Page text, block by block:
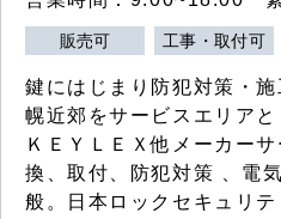
販売可 工事・取付可
鍵にはじまり防犯対策・
幌近郊をサービスエリアと
ＫＥＹＬＥＸ他メーカー
換、取付、防犯対策 、電
般。日本ロックセキュリ